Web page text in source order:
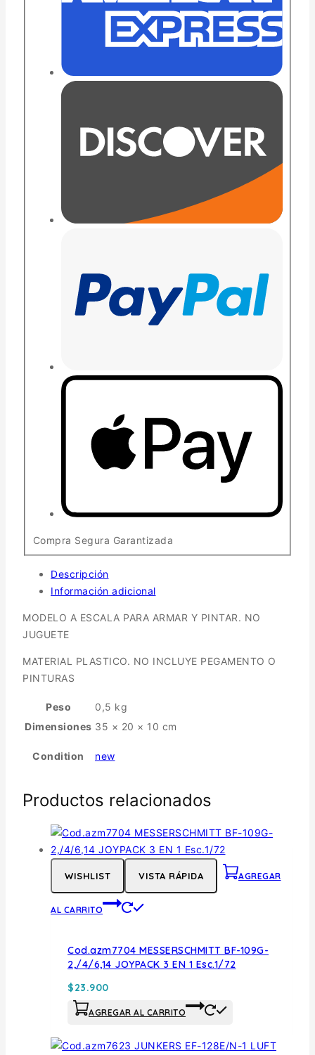
Compra Segura Garantizada
Descripción
Información adicional
MODELO A ESCALA PARA ARMAR Y PINTAR. NO
JUGUETE
MATERIAL PLASTICO. NO INCLUYE PEGAMENTO O
PINTURAS
Peso
0,5 kg
Dimensiones 35 × 20 × 10 cm
Condition new
Productos relacionados
WISHLIST VISTA RÁPIDA AGREGAR
AL CARRITO
Cod.azm7704 MESSERSCHMITT BF-109G-
2,/4/6,14 JOYPACK 3 EN 1 Esc.1/72
$23.900
AGREGAR AL CARRITO